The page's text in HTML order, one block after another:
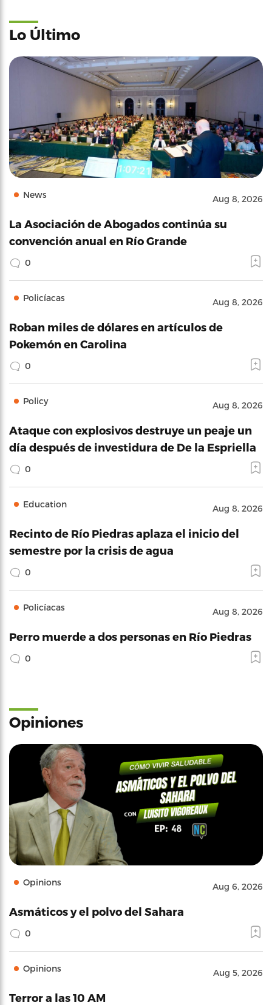
Lo Último
News Aug 8, 2026
La Asociación de Abogados continúa su
convención anual en Río Grande
0
Policíacas Aug 8, 2026
Roban miles de dólares en artículos de
Pokemón en Carolina
0
Policy Aug 8, 2026
Ataque con explosivos destruye un peaje un
día después de investidura de De la Espriella
0
Education Aug 8, 2026
Recinto de Río Piedras aplaza el inicio del
semestre por la crisis de agua
0
Policíacas Aug 8, 2026
Perro muerde a dos personas en Río Piedras
0
Opiniones
Opinions Aug 6, 2026
Asmáticos y el polvo del Sahara
0
Opinions Aug 5, 2026
Terror a las 10 AM